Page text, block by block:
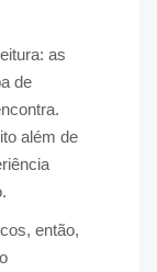
as
de
além de
então,